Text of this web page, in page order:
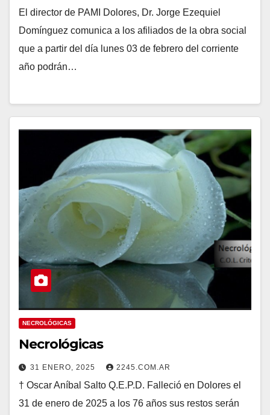
El director de PAMI Dolores, Dr. Jorge Ezequiel
Domínguez comunica a los afiliados de la obra social
que a partir del día lunes 03 de febrero del corriente
año podrán…
NECROLÓGICAS
Necrológicas
31 ENERO, 2025 2245.COM.AR
† Oscar Aníbal Salto Q.E.P.D. Falleció en Dolores el
31 de enero de 2025 a los 76 años sus restos serán